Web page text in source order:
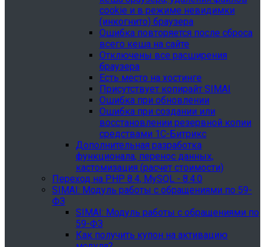
cookie и в режиме невидимки
(инкогнито) браузера
Ошибка повторяется после сброса
всего кеша на сайте
Отключены все расширения
браузера
Есть место на хостинге
Присутствует копирайт SIMAI
Ошибка при обновлении
Ошибка при создании или
восстановлении резервной копии
средствами 1С-Битрикс
Дополнительная разработка
функционала, перенос данных,
кастомизация (расчет стоимости)
Переход на PHP 8.4, MySQL - 8.4.0
SIMAI: Модуль работы с обращениями по 59-
ФЗ
SIMAI: Модуль работы с обращениями по
59-ФЗ
Как получить купон на активацию